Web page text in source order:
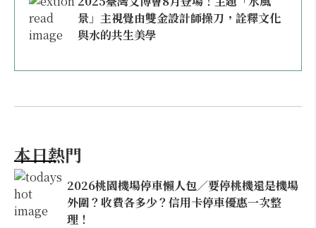
景」主視覺由雙金設計師操刀，詮釋文化
與水的共生美學
本日熱門
2026桃園機場停車懶人包／要停桃機還是機場
外圍？收費各多少？信用卡停車優惠一次整
理！